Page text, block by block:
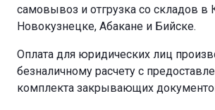
самовывоз и отгрузка со складов в
Новокузнецке, Абакане и Бийске.
Оплата для юридических лиц
безналичному расчету с
комплекта закрывающих